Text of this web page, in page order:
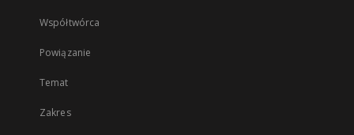
Współtwórca
Powiązanie
Temat
Zakres